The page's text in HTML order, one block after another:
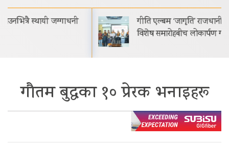
गीति एल्बम ‘जागृति’ राजधानी काठमाडौंमा आयोजित
विशेष समारोहबीच लोकार्पण गरिएको…
गौतम बुद्धका १० प्रेरक भनाइहरू